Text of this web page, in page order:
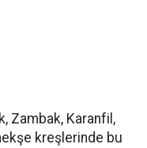
Zambak, Karanfil,
kreşlerinde bu